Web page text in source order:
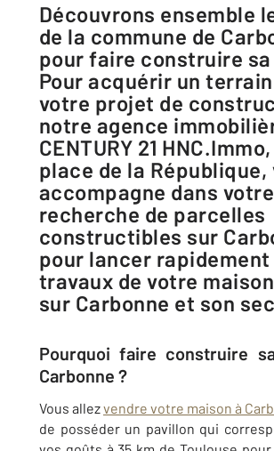
Découvrons ensemble les atouts
de la commune de
pour faire construire sa
Pour acquérir un
votre projet de
notre agence
CENTURY 21
place de la République,
accompagne dans votre
recherche de parcelles
constructibles sur
pour lancer rapidement
travaux de votre
sur Carbonne et son
Pourquoi faire construire
Carbonne ?
Vous allezvendre votre maison à
de posséder un pavillon qui